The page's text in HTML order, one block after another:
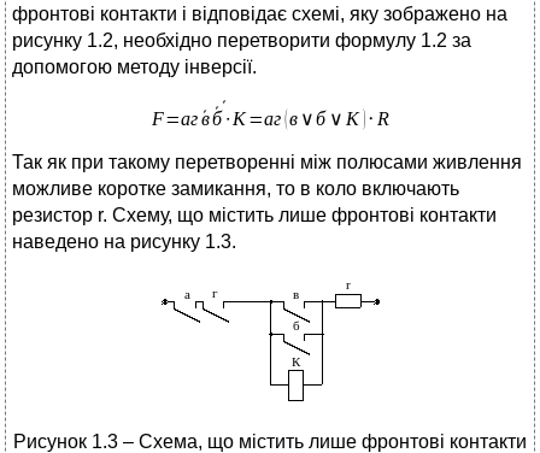
фронтові контакти і відповідає схемі, яку зображено на
рисунку 1.2, необхідно перетворити формулу 1.2 за
допомогою методу інверсії.
Так як при такому перетворенні між полюсами живлення
можливе коротке замикання, то в коло включають
резистор r. Схему, що містить лише фронтові контакти
наведено на рисунку 1.3.
Рисунок 1.3 – Схема, що містить лише фронтові контакти